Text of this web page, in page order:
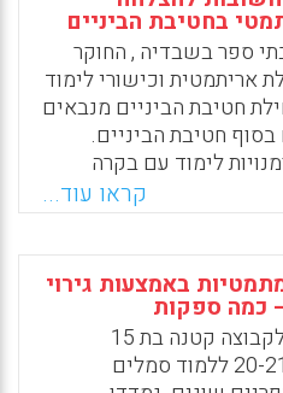
אחת הסיבות
היכולות המילוליות
היא ששניהם
שבו זיכרון העבודה
).
X
בחטיבת הביניים
ספר בשבדיה , החוקר
אריתמטית וכישורי לימוד
חטיבת הביניים מנבאים
חטיבת הביניים.
לימוד עם בקרה
הראשונים
של הלימודים בחטיבת
על ידי מורה בכיתה.
היא מנבא
במבחן הארצי בסיום
הרגרסיה מדגימה כי
מנבא חזק יותר מתפישת
במבחן הארצי פרט
קראו עוד...
באמצעות גירוי
כמה ספקות
במחקר המדובר נתנו לקבוצה קטנה בת 15
סטודנטים בגילאים 20-21 ללמוד סמלים